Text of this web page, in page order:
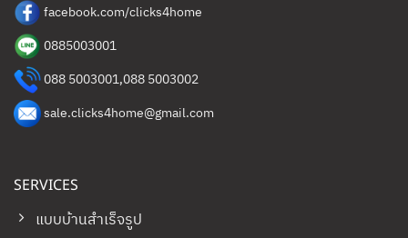
SERVICES
แบบบ้านสำเร็จรูป
facebook.com/clicks4home
0885003001
088 5003001,088 5003002
sale.clicks4home@gmail.com